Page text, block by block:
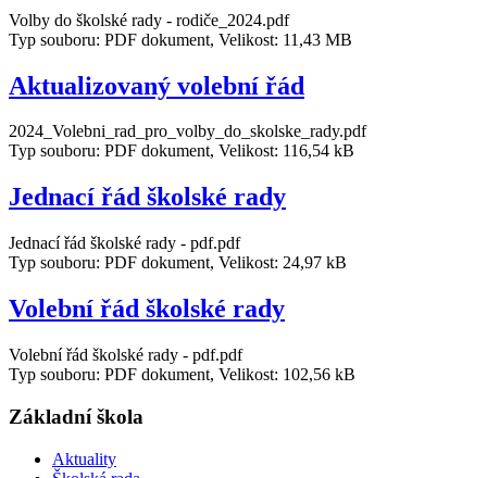
Volby do školské rady - rodiče_2024.pdf
Typ souboru: PDF dokument, Velikost: 11,43 MB
Aktualizovaný volební řád
2024_Volebni_rad_pro_volby_do_skolske_rady.pdf
Typ souboru: PDF dokument, Velikost: 116,54 kB
Jednací řád školské rady
Jednací řád školské rady - pdf.pdf
Typ souboru: PDF dokument, Velikost: 24,97 kB
Volební řád školské rady
Volební řád školské rady - pdf.pdf
Typ souboru: PDF dokument, Velikost: 102,56 kB
Základní škola
Aktuality